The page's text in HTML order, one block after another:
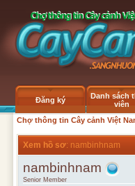
Đăng ký
Danh sách
viên
Chợ thông tin Cây cảnh Việt
Xem hồ sơ: nambinhnam
nambinhnam
Senior Member